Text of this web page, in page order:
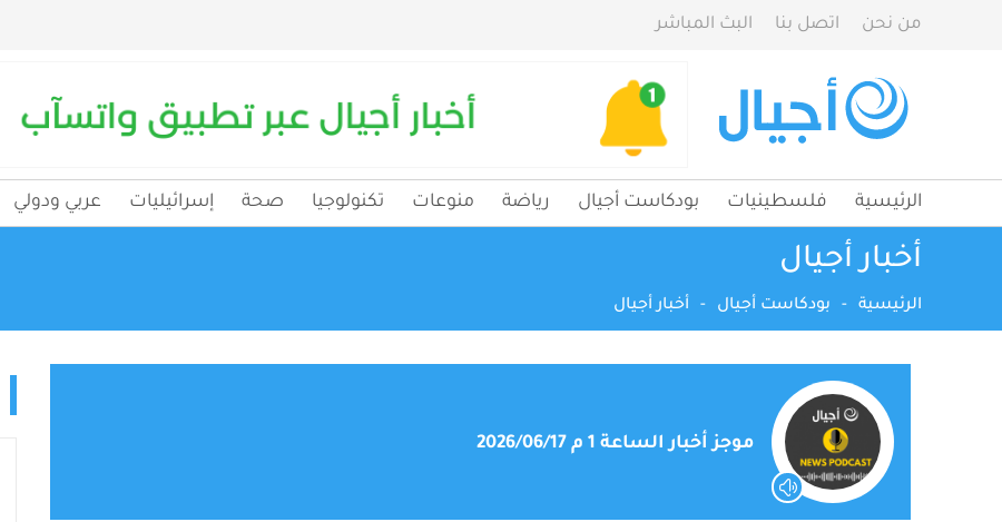
من نحن اتصل بنا البث المباشر
الرئيسية فلسطينيات بودكاست أجيال رياضة منوعات تكنولوجيا صحة إسرائيليات عربي ودولي
أخبار أجيال
الرئيسية - بودكاست أجيال - أخبار أجيال
موجز أخبار الساعة 1 م 2026/06/17